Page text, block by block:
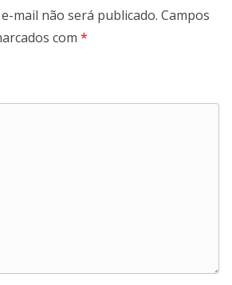
mail não será publicado. Campos
com *